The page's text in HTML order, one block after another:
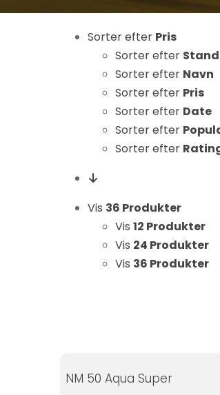
Sorter efter Pris
Sorter efter
Sorter efter Navn
Sorter efter Pris
Sorter efter Date
Sorter efter
Sorter efter
Vis 36 Produkter
Vis 12 Produkter
Vis 24 Produkter
Vis 36 Produkter
NM 50 Aqua Super
Disse cookies
For at vi kan
Oplevelse